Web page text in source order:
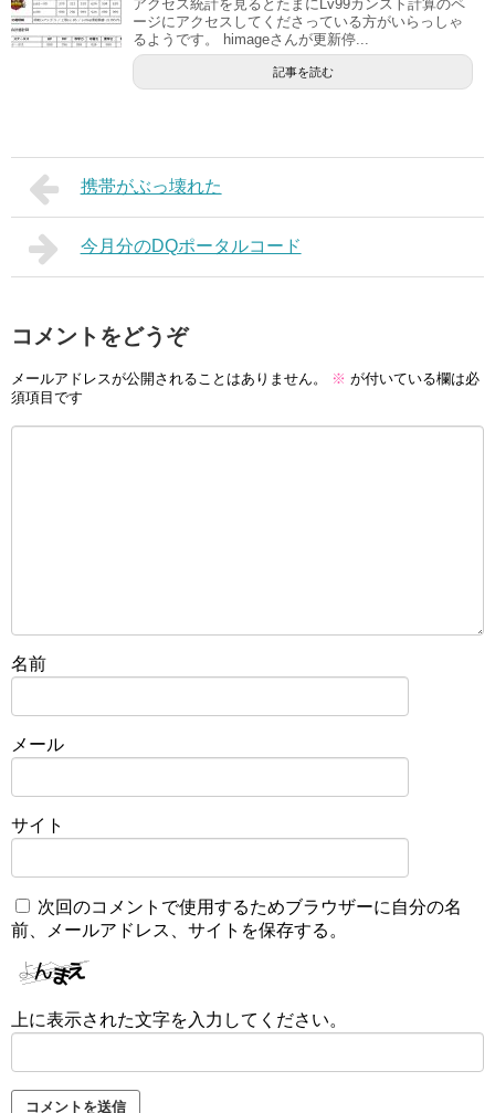
アクセス統計を見るとたまにLv99カンスト計算のペ
ージにアクセスしてくださっている方がいらっしゃ
るようです。 himageさんが更新停...
記事を読む
携帯がぶっ壊れた
今月分のDQポータルコード
コメントをどうぞ
メールアドレスが公開されることはありません。 ※ が付いている欄は必
須項目です
名前
メール
サイト
次回のコメントで使用するためブラウザーに自分の名
前、メールアドレス、サイトを保存する。
上に表示された文字を入力してください。